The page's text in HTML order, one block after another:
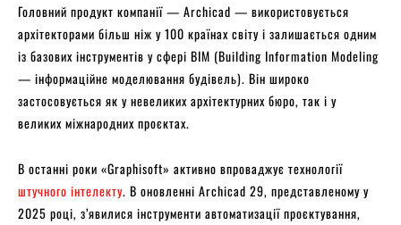
Головний продукт компанії — Archicad — використовується
архітекторами більш ніж у 100 країнах світу і залишається одним
із базових інструментів у сфері BIM (Building Information Modeling
— інформаційне моделювання будівель). Він широко
застосовується як у невеликих архітектурних бюро, так і у
великих міжнародних проєктах.
В останні роки «Graphisoft» активно впроваджує технології
штучного інтелекту. В оновленні Archicad 29, представленому у
2025 році, з’явилися інструменти автоматизації проєктування,